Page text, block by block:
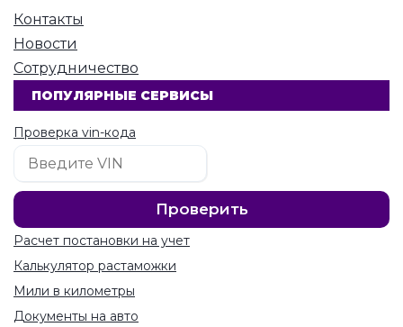
Контакты
Новости
Сотрудничество
ПОПУЛЯРНЫЕ СЕРВИСЫ
Проверка vin-кода
Расчет постановки на учет
Калькулятор растаможки
Мили в километры
Документы на авто